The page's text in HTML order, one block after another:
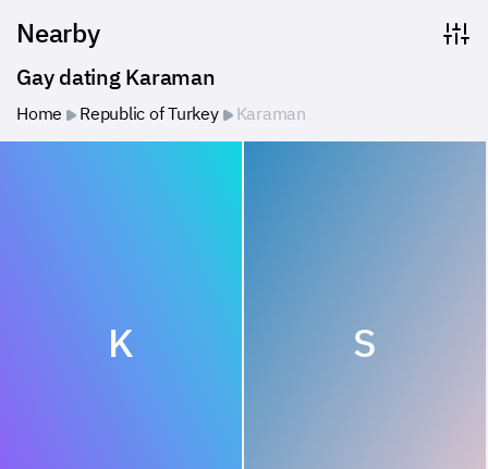
Nearby
Gay dating Karaman
Home Republic of Turkey Karaman
K S